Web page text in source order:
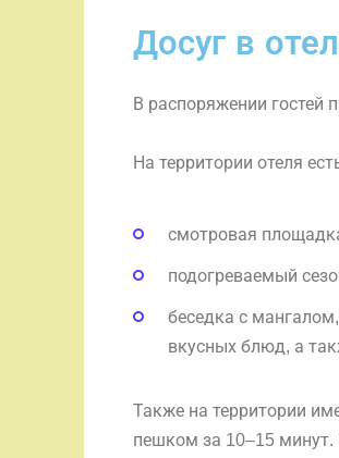
Досуг в
В распоряжении гостей
На территории отеля
смотровая
подогреваемый
беседка с
вкусных блюд, а
Также на территории
пешком за 10–15